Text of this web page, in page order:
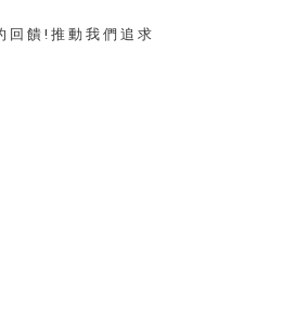
回 饋 ! 推 動 我 們 追 求